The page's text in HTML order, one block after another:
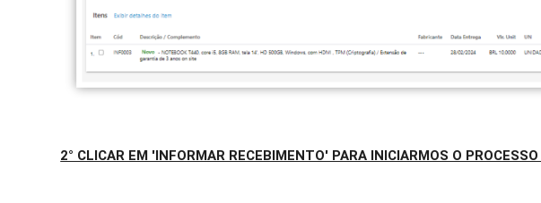
2° CLICAR EM 'INFORMAR RECEBIMENTO' PARA INICIARMOS O